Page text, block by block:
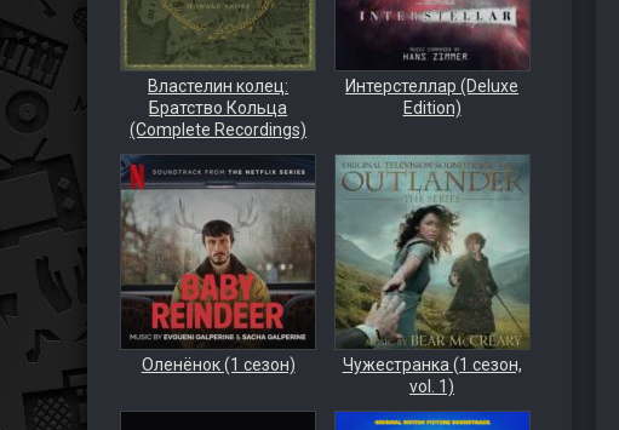
Властелин колец:
Братство Кольца
(Complete Recordings)
Интерстеллар (Deluxe
Edition)
Оленёнок (1 сезон)
Чужестранка (1 сезон,
vol. 1)